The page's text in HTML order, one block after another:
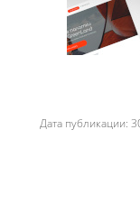
Дата